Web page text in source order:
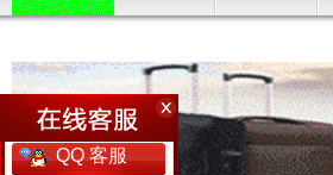
QQ 客服